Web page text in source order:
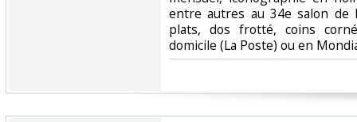
entre autres au 34e salon de
plats, dos frotté, coins
domicile (La Poste) ou en